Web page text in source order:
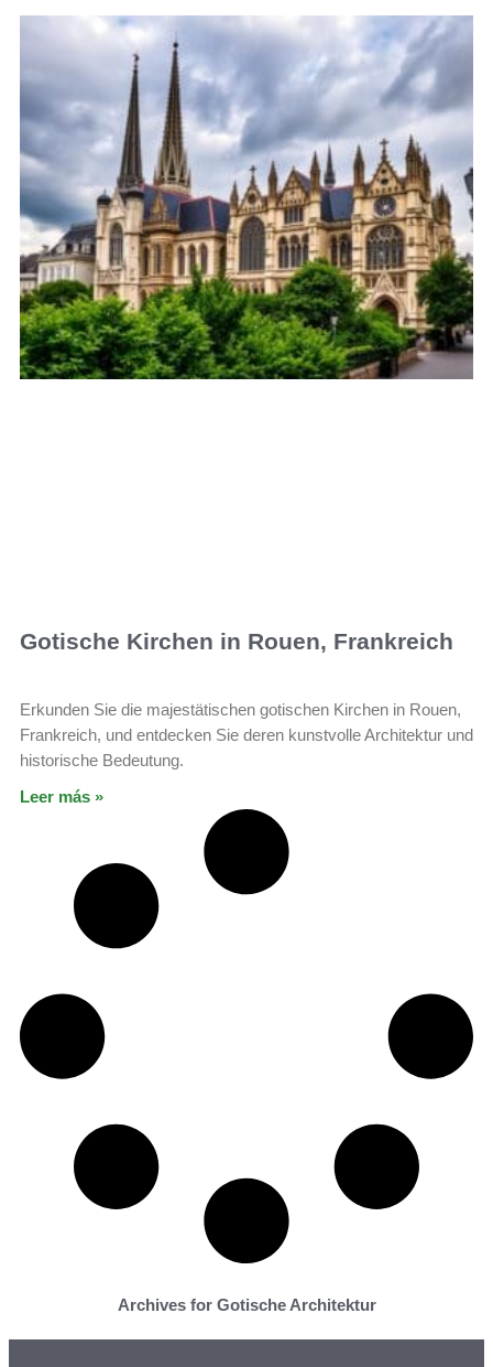
Gotische Kirchen in Rouen, Frankreich
Erkunden Sie die majestätischen gotischen Kirchen in Rouen,
Frankreich, und entdecken Sie deren kunstvolle Architektur und
historische Bedeutung.
Leer más »
Archives for Gotische Architektur